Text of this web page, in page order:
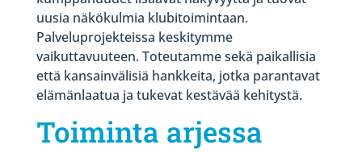
uusia näkökulmia klubitoimintaan.
Palveluprojekteissa keskitymme
vaikuttavuuteen. Toteutamme sekä paikallisia
että kansainvälisiä hankkeita, jotka parantavat
elämänlaatua ja tukevat kestävää kehitystä.
Toiminta arjessa